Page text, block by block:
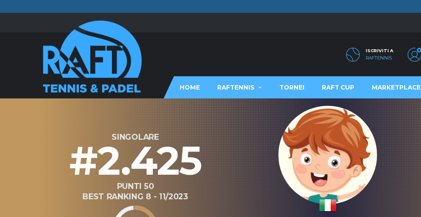
ISCRIVITI A
RAFTENNIS
HOME RAFTENNIS TORNEI RAFT CUP MARKETPLACE
SINGOLARE
#2.425
PUNTI 50
BEST RANKING 8 - 11/2023